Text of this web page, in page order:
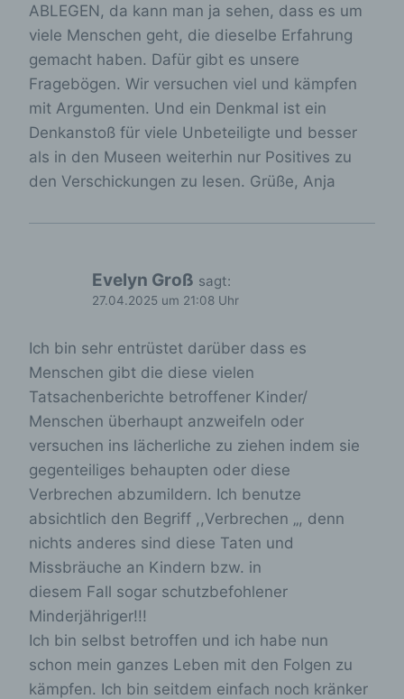
ABLEGEN, da kann man ja sehen, dass es um
viele Menschen geht, die dieselbe Erfahrung
gemacht haben. Dafür gibt es unsere
Fragebögen. Wir versuchen viel und kämpfen
mit Argumenten. Und ein Denkmal ist ein
Denkanstoß für viele Unbeteiligte und besser
als in den Museen weiterhin nur Positives zu
den Verschickungen zu lesen. Grüße, Anja
Evelyn Groß sagt:
27.04.2025 um 21:08 Uhr
Ich bin sehr entrüstet darüber dass es
Menschen gibt die diese vielen
Tatsachenberichte betroffener Kinder/
Menschen überhaupt anzweifeln oder
versuchen ins lächerliche zu ziehen indem sie
gegenteiliges behaupten oder diese
Verbrechen abzumildern. Ich benutze
absichtlich den Begriff ,,Verbrechen „, denn
nichts anderes sind diese Taten und
Missbräuche an Kindern bzw. in
diesem Fall sogar schutzbefohlener
Minderjähriger!!!
Ich bin selbst betroffen und ich habe nun
schon mein ganzes Leben mit den Folgen zu
kämpfen. Ich bin seitdem einfach noch kränker
E-Mail: info@verschickungsheime.de
Cookies / SessionStorage / LocalStorage
Die Internetseiten verwenden teilweise so
genannte Cookies, LocalStorage und
SessionStorage. Dies dient dazu, unser
Angebot nutzerfreundlicher, effektiver und
sicherer zu machen. Local Storage und
SessionStorage ist eine Technologie, mit
gespeichert werden. Sie können die
Verwendung von Cookies, LocalStorage und
SessionStorage durch entsprechende
Zahlreiche Internetseiten und Server verwenden
Cookies. Viele Cookies enthalten eine sogenannte
Cookie-ID. Eine Cookie-ID ist eine eindeutige
Zeichenfolge, durch welche Internetseiten und
Server dem konkreten Internetbrowser zugeordnet
werden können, in dem das Cookie gespeichert
wurde. Dies ermöglicht es den besuchten
Internetseiten und Servern, den individuellen
Browser der betroffenen Person von anderen
Internetbrowsern, die andere Cookies enthalten,
kann über die eindeutige Cookie-ID wiedererkannt
und identifiziert werden.
Durch den Einsatz von Cookies kann den Nutzern
dieser Internetseite nutzerfreundlichere Services
bereitstellen, die ohne die Cookie-Setzung nicht
möglich wären.